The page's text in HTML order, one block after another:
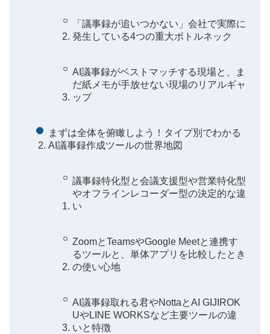
「議事録が追いつかない」会社で実際に
発生している4つの重大ボトルネック
AI議事録がベストマッチする現場と、ま
だ紙メモが手放せない現場のリアルギャ
ップ
まずは全体を俯瞰しよう！タイプ別でわかる
AI議事録作成ツールの世界地図
議事録特化型と会議支援型や営業特化型
やオフラインレコーダー型の決定的な違
い
ZoomとTeamsやGoogle Meetと連携す
るツールと、単体アプリを比較したとき
の使い心地
AI議事録取れる君やNottaとAI GIJIROK
UやLINE WORKSなど主要ツールの違
いと特徴